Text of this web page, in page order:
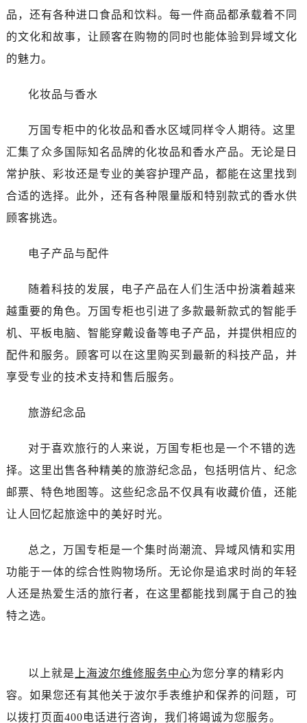
品，还有各种进口食品和饮料。每一件商品都承载着不同
的文化和故事，让顾客在购物的同时也能体验到异域文化
的魅力。
化妆品与香水
万国专柜中的化妆品和香水区域同样令人期待。这里
汇集了众多国际知名品牌的化妆品和香水产品。无论是日
常护肤、彩妆还是专业的美容护理产品，都能在这里找到
合适的选择。此外，还有各种限量版和特别款式的香水供
顾客挑选。
电子产品与配件
随着科技的发展，电子产品在人们生活中扮演着越来
越重要的角色。万国专柜也引进了多款最新款式的智能手
机、平板电脑、智能穿戴设备等电子产品，并提供相应的
配件和服务。顾客可以在这里购买到最新的科技产品，并
享受专业的技术支持和售后服务。
旅游纪念品
对于喜欢旅行的人来说，万国专柜也是一个不错的选
择。这里出售各种精美的旅游纪念品，包括明信片、纪念
邮票、特色地图等。这些纪念品不仅具有收藏价值，还能
让人回忆起旅途中的美好时光。
总之，万国专柜是一个集时尚潮流、异域风情和实用
功能于一体的综合性购物场所。无论你是追求时尚的年轻
人还是热爱生活的旅行者，在这里都能找到属于自己的独
特之选。
以上就是上海波尔维修服务中心为您分享的精彩内
容。如果您还有其他关于波尔手表维护和保养的问题，可
以拨打页面400电话进行咨询，我们将竭诚为您服务。